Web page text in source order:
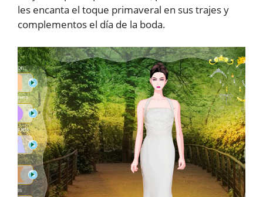
les encanta el toque primaveral en sus trajes y
complementos el día de la boda.